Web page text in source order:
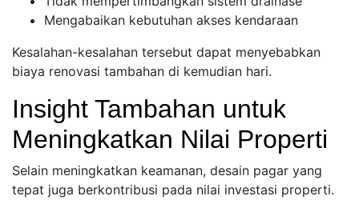
Mengabaikan kebutuhan akses kendaraan
Kesalahan-kesalahan tersebut dapat menyebabkan
biaya renovasi tambahan di kemudian hari.
Insight Tambahan untuk
Meningkatkan Nilai Properti
Selain meningkatkan keamanan, desain pagar yang
tepat juga berkontribusi pada nilai investasi properti.